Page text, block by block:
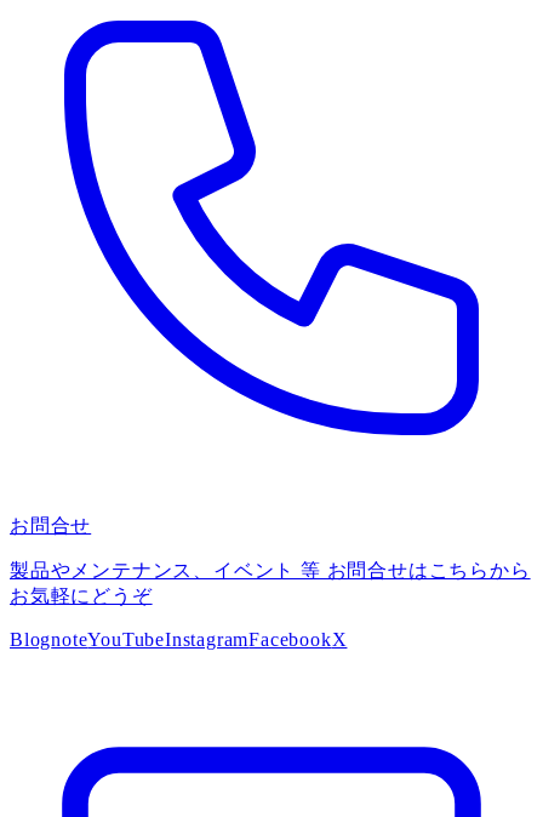
お問合せ
製品やメンテナンス、イベント 等 お問合せはこちらから
お気軽にどうぞ
BlognoteYouTubeInstagramFacebookX